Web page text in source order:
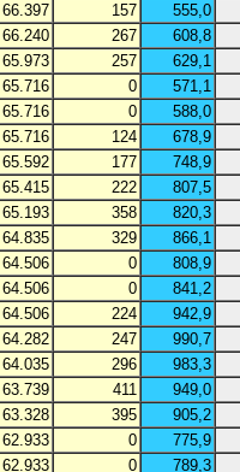
66.397 157
555,0
66.240 267
608,8
65.973 257
629,1
65.716 0
571,1
65.716 0
588,0
65.716 124
678,9
65.592 177
748,9
65.415 222
807,5
65.193 358
820,3
64.835 329
866,1
64.506 0
808,9
64.506 0
841,2
64.506 224
942,9
64.282 247
990,7
64.035 296
983,3
63.739 411
949,0
63.328 395
905,2
62.933 0
775,9
62.933 0
789,3